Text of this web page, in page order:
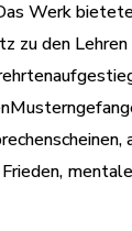
Werk
zu den